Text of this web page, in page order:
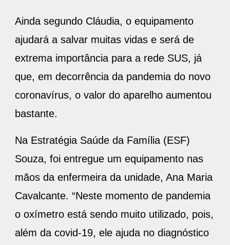
Ainda segundo Cláudia, o equipamento
ajudará a salvar muitas vidas e será de
extrema importância para a rede SUS, já
que, em decorrência da pandemia do novo
coronavírus, o valor do aparelho aumentou
bastante.
Na Estratégia Saúde da Família (ESF)
Souza, foi entregue um equipamento nas
mãos da enfermeira da unidade, Ana Maria
Cavalcante. “Neste momento de pandemia
o oxímetro está sendo muito utilizado, pois,
além da covid-19, ele ajuda no diagnóstico